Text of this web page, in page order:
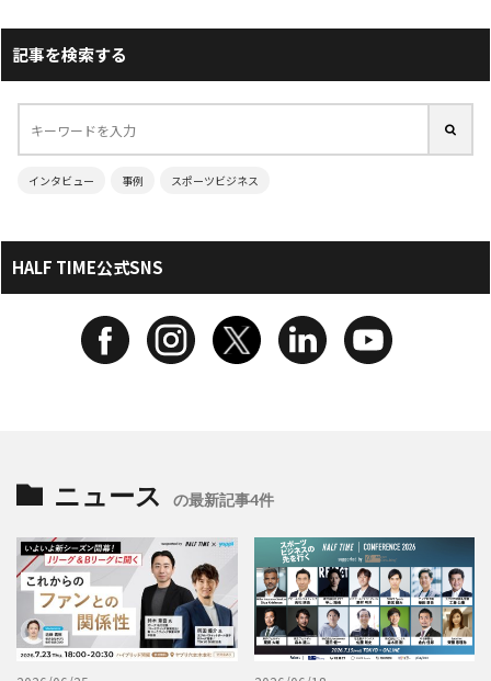
記事を検索する
インタビュー 事例 スポーツビジネス
HALF TIME公式SNS
ニュース の最新記事4件